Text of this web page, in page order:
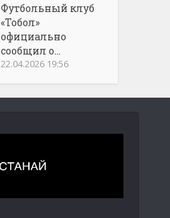
Футбольный клуб
«Тобол»
официально
сообщил о...
22.04.2026 19:56